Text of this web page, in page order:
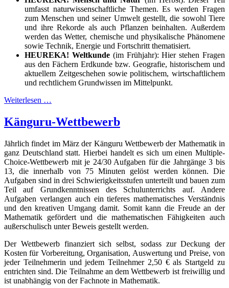
umfasst naturwissenschaftliche Themen. Es werden Fragen
zum Menschen und seiner Umwelt gestellt, die sowohl Tiere
und ihre Rekorde als auch Pflanzen beinhalten. Außerdem
werden das Wetter, chemische und physikalische Phänomene
sowie Technik, Energie und Fortschritt thematisiert.
HEUREKA! Weltkunde(im Frühjahr): Hier stehen Fragen
aus den Fächern Erdkunde bzw. Geografie, historischem und
aktuellem Zeitgeschehen sowie politischem, wirtschaftlichem
und rechtlichem Grundwissen im Mittelpunkt.
Weiterlesen …
Känguru-Wettbewerb
Jährlich findet im März der Känguru Wettbewerb der Mathematik in
ganz Deutschland statt. Hierbei handelt es sich um einen Multiple-
Choice-Wettbewerb mit je 24/30 Aufgaben für die Jahrgänge 3 bis
13, die innerhalb von 75 Minuten gelöst werden können. Die
Aufgaben sind in drei Schwierigkeitsstufen unterteilt und bauen zum
Teil auf Grundkenntnissen des Schulunterrichts auf. Andere
Aufgaben verlangen auch ein tieferes mathematisches Verständnis
und den kreativen Umgang damit. Somit kann die Freude an der
Mathematik gefördert und die mathematischen Fähigkeiten auch
außerschulisch unter Beweis gestellt werden.
Der Wettbewerb finanziert sich selbst, sodass zur Deckung der
Kosten für Vorbereitung, Organisation, Auswertung und Preise, von
jeder Teilnehmerin und jedem Teilnehmer 2,50 € als Startgeld zu
entrichten sind. Die Teilnahme an dem Wettbewerb ist freiwillig und
ist unabhängig von der Fachnote in Mathematik.